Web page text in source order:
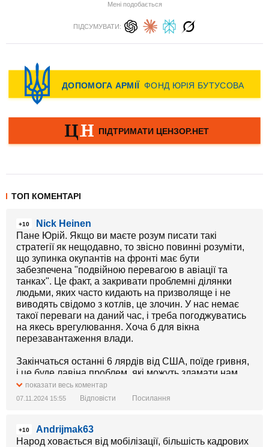
Мені подобається
ПІДСУМУВАТИ:
ТОП КОМЕНТАРІ
+10
Nick Heinen
Пане Юрій. Якщо ви маєте розум писати такі
стратегії як нещодавно, то звісно повинні розуміти,
що зупинка окупантів на фронті має бути
забезпечена "подвійною перевагою в авіації та
танках". Це факт, а закривати проблемні ділянки
людьми, яких часто кидають на призволяще і не
виводять свідомо з котлів, це злочин. У нас немає
такої переваги на даний час, і треба погоджуватись
на якесь врегулювання. Хоча б для вікна
перезавантаження влади.
Закінчаться останні 6 лярдів від США, поїде гривня,
і це буде лавіна проблем, які можуть зламати нам
хребет остаточно. На нашу користь, не на нашу,
війну треба закінчувати. А заходити в війну треба
показати весь коментар
07.11.2024 15:55 Відповісти Посилання
+10
Andrijmak63
Народ ховається від мобілізації, більшість кадрових